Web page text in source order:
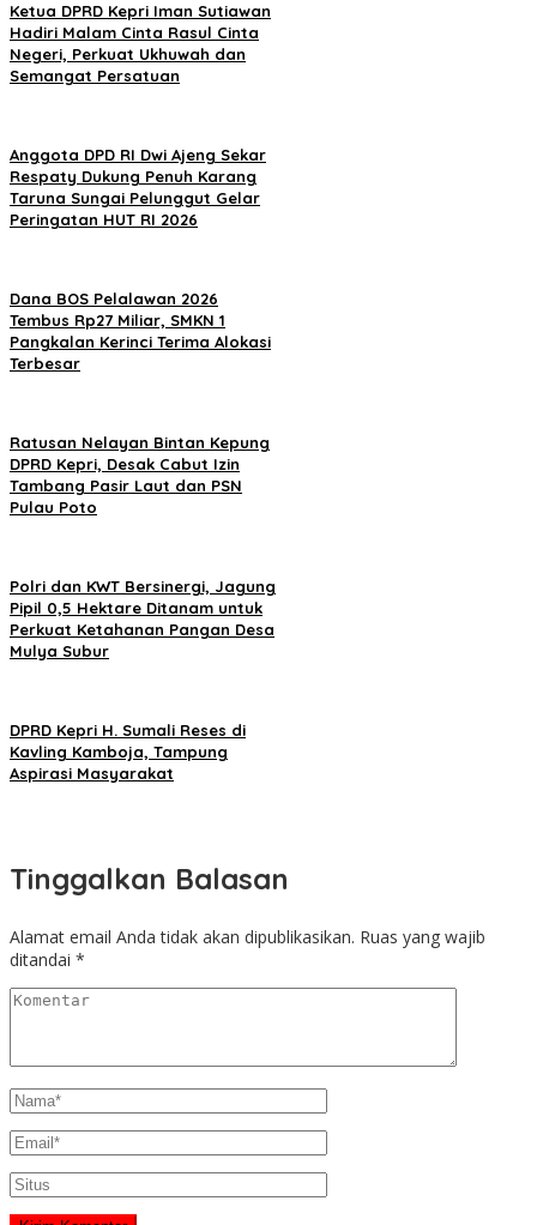
Ketua DPRD Kepri Iman Sutiawan
Hadiri Malam Cinta Rasul Cinta
Negeri, Perkuat Ukhuwah dan
Semangat Persatuan
Anggota DPD RI Dwi Ajeng Sekar
Respaty Dukung Penuh Karang
Taruna Sungai Pelunggut Gelar
Peringatan HUT RI 2026
Dana BOS Pelalawan 2026
Tembus Rp27 Miliar, SMKN 1
Pangkalan Kerinci Terima Alokasi
Terbesar
Ratusan Nelayan Bintan Kepung
DPRD Kepri, Desak Cabut Izin
Tambang Pasir Laut dan PSN
Pulau Poto
Polri dan KWT Bersinergi, Jagung
Pipil 0,5 Hektare Ditanam untuk
Perkuat Ketahanan Pangan Desa
Mulya Subur
DPRD Kepri H. Sumali Reses di
Kavling Kamboja, Tampung
Aspirasi Masyarakat
Tinggalkan Balasan
Alamat email Anda tidak akan dipublikasikan. Ruas yang wajib
ditandai *